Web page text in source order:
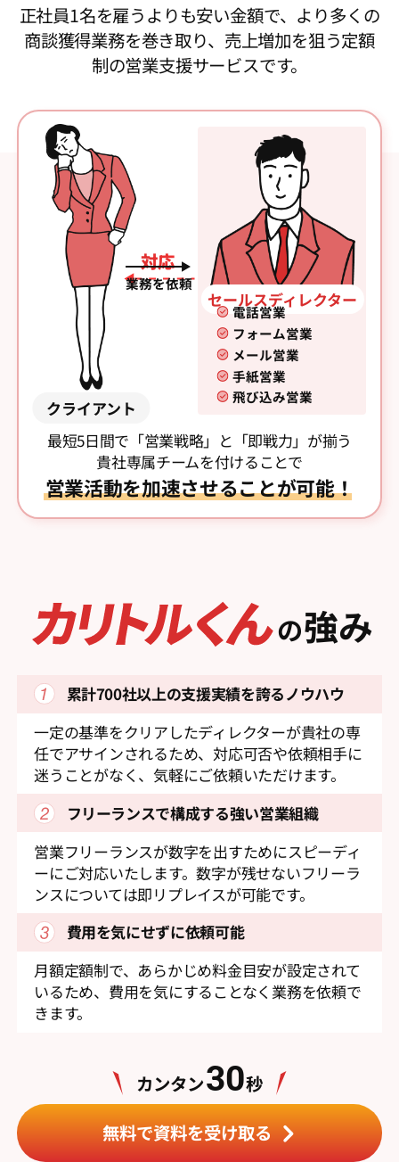
正社員1名を雇うよりも安い金額で、より多くの
商談獲得業務を巻き取り、売上増加を狙う定額
制の営業支援サービスです。
クライアント
対応
業務を依頼
セールスディレクター
電話営業
フォーム営業
メール営業
手紙営業
飛び込み営業
最短5日間で「営業戦略」と「即戦力」が揃う
貴社専属チームを付けることで
営業活動を加速させることが可能！
の強み
累計700社以上の支援実績を誇るノウハウ
一定の基準をクリアしたディレクターが貴社の専
任でアサインされるため、対応可否や依頼相手に
迷うことがなく、気軽にご依頼いただけます。
フリーランスで構成する強い営業組織
営業フリーランスが数字を出すためにスピーディ
ーにご対応いたします。数字が残せないフリーラ
ンスについては即リプレイスが可能です。
費用を気にせずに依頼可能
月額定額制で、あらかじめ料金目安が設定されて
いるため、費用を気にすることなく業務を依頼で
きます。
カンタン30秒
無料で資料を受け取る